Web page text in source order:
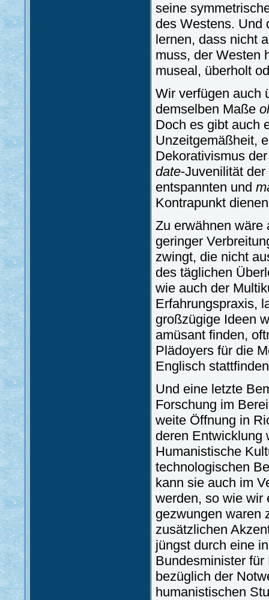
seine
des Westens. Und
lernen, dass nicht
muss, der Westen
museal, überholt
Wir verfügen auch
demselben Maße
Doch es gibt auch
Unzeitgemäßheit,
Dekorativismus
date-Juvenilität
entspannten und
Kontrapunkt
Zu erwähnen wäre
geringer
zwingt, die nicht
des täglichen
wie auch der
Erfahrungspraxis,
großzügige Ideen
amüsant finden,
Plädoyers für die
Englisch
Und eine letzte
Forschung im
weite Öffnung in
deren Entwicklung
Humanistische
technologischen
kann sie auch im
werden, so wie wir
gezwungen waren
zusätzlichen
jüngst durch eine
Bundesminister
bezüglich der
humanistischen